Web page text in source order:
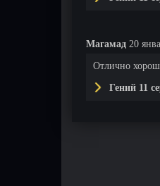
Магамад 20
Отлично
Гений 11